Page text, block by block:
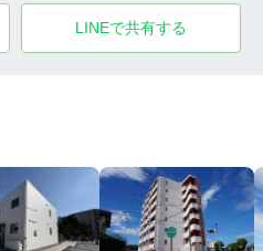
LINEで共有する